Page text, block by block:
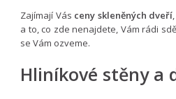
Zajímají Vás ceny skleněných dveří
a to, co zde nenajdete, Vám rádi
se Vám ozveme.
Hliníkové stěny a